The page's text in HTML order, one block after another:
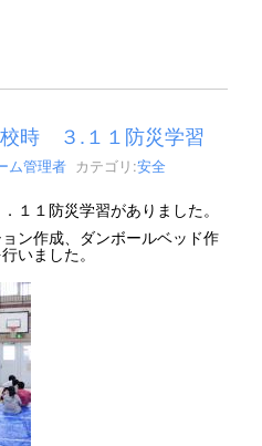
時 ３.１１防災学習
ム管理者 カテゴリ:安全
１１防災学習がありました。
ン作成、ダンボールベッド作
いました。